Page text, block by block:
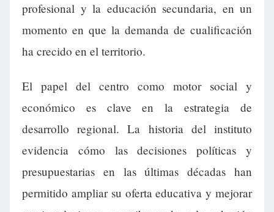
profesional y la educación secundaria, en un
momento en que la demanda de cualificación
ha crecido en el territorio.
El papel del centro como motor social y
económico es clave en la estrategia de
desarrollo regional. La historia del instituto
evidencia cómo las decisiones políticas y
presupuestarias en las últimas décadas han
permitido ampliar su oferta educativa y mejorar